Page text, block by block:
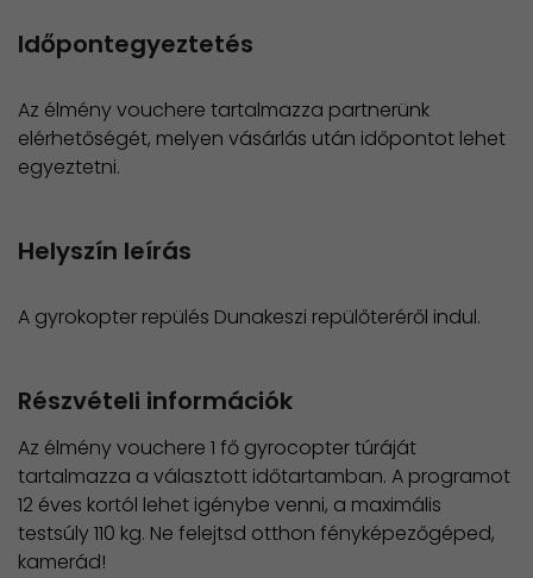
Időpontegyeztetés
Az élmény vouchere tartalmazza partnerünk
elérhetőségét, melyen vásárlás után időpontot lehet
egyeztetni.
Helyszín leírás
A gyrokopter repülés Dunakeszi repülőteréről indul.
Részvételi információk
Az élmény vouchere 1 fő gyrocopter túráját
tartalmazza a választott időtartamban. A programot
12 éves kortól lehet igénybe venni, a maximális
testsúly 110 kg. Ne felejtsd otthon fényképezőgéped,
kamerád!